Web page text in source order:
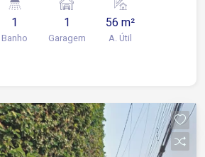
Banheiro 1 vaga de garagem
Ideal para quem
uma área valorizada da cidade.
1
Banho
1
Garagem
56 m²
A. Útil